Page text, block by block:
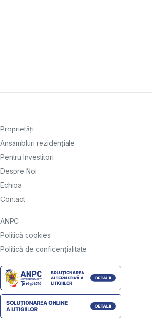
Proprietăți
Ansambluri rezidențiale
Pentru Investitori
Despre Noi
Echipa
Contact
ANPC
Politică cookies
Politică de confidențialitate